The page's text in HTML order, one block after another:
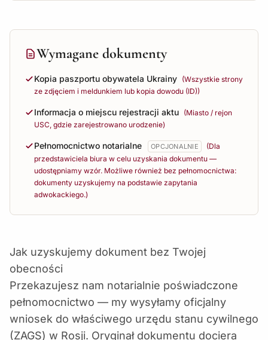
Wymagane dokumenty
Kopia paszportu obywatela Ukrainy (Wszystkie strony
ze zdjęciem i meldunkiem lub kopia dowodu (ID))
Informacja o miejscu rejestracji aktu (Miasto / rejon
USC, gdzie zarejestrowano urodzenie)
Pełnomocnictwo notarialne OPCJONALNIE
(Dla
przedstawiciela biura w celu uzyskania dokumentu —
udostępniamy wzór. Możliwe również bez pełnomocnictwa:
dokumenty uzyskujemy na podstawie zapytania
adwokackiego.)
Jak uzyskujemy dokument bez Twojej
obecności
Przekazujesz nam notarialnie poświadczone
pełnomocnictwo — my wysyłamy oficjalny
wniosek do właściwego urzędu stanu cywilnego
(ZAGS) w Rosji. Oryginał dokumentu dociera